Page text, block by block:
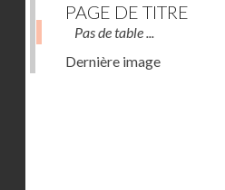
PAGE DE TITRE
Pas de table ...
Dernière image